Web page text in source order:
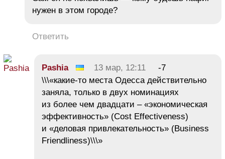
нужен в этом городе?
Ответить
Pashia 13 мар, 12:11
-7
\\\«какие-то места Одесса действительно
заняла, только в двух номинациях
из более чем двадцати – «экономическая
эффективность» (Cost Effectiveness)
и «деловая привлекательность» (Business
Friendliness)\\\»